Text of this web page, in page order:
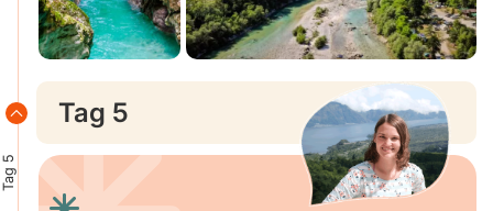
Tag 5
Tag 5